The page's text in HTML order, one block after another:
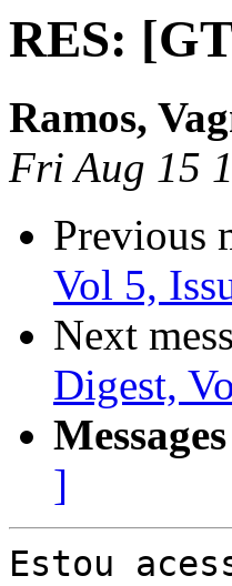
RES:
Ramos,
Fri Aug 15
Previous
Vol 5,
Next
Digest,
]
Estou